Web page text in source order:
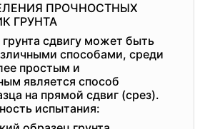
ПРОЧНОСТНЫХ
ГРУНТА
сдвигу может быть
способами, среди
простым и
является способ
на прямой сдвиг (срез).
испытания: